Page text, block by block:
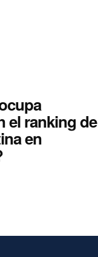
el ranking de
en